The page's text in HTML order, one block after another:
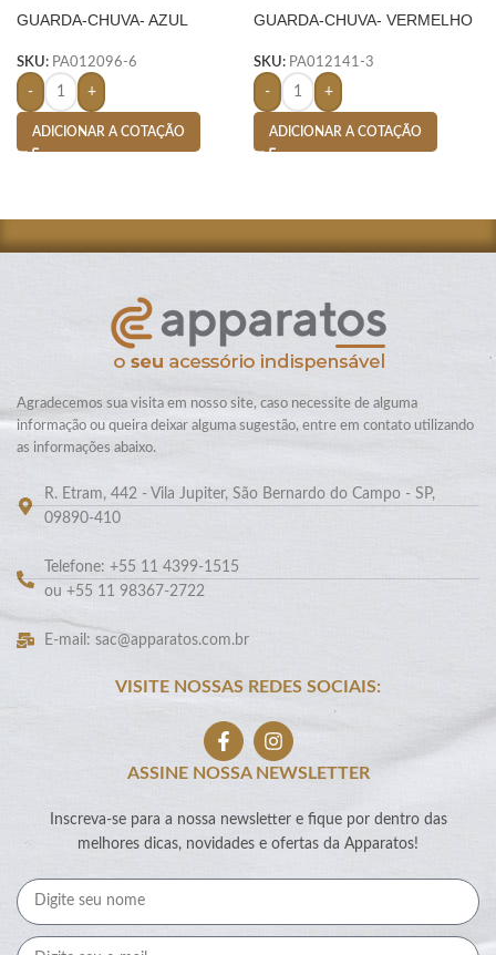
GUARDA-CHUVA- AZUL
SKU: PA012096-6
- +
ADICIONAR A COTAÇÃO
GUARDA-CHUVA- VERMELHO
SKU: PA012141-3
- +
ADICIONAR A COTAÇÃO
Agradecemos sua visita em nosso site, caso necessite de alguma
informação ou queira deixar alguma sugestão, entre em contato utilizando
as informações abaixo.
R. Etram, 442 - Vila Jupiter, São Bernardo do Campo - SP,
09890-410
Telefone: +55 11 4399-1515
ou +55 11 98367-2722
E-mail: sac@apparatos.com.br
VISITE NOSSAS REDES SOCIAIS:
ASSINE NOSSA NEWSLETTER
Inscreva-se para a nossa newsletter e fique por dentro das
melhores dicas, novidades e ofertas da Apparatos!